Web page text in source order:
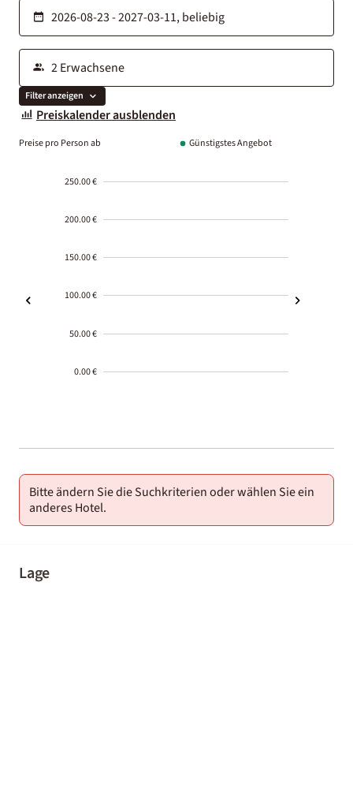
Filter anzeigen
Preiskalender ausblenden
Preise pro Person ab Günstigstes Angebot
250.00 €
200.00 €
150.00 €
100.00 €
50.00 €
0.00 €
01-02
Bitte ändern Sie die Suchkriterien oder wählen Sie ein
anderes Hotel.
Lage